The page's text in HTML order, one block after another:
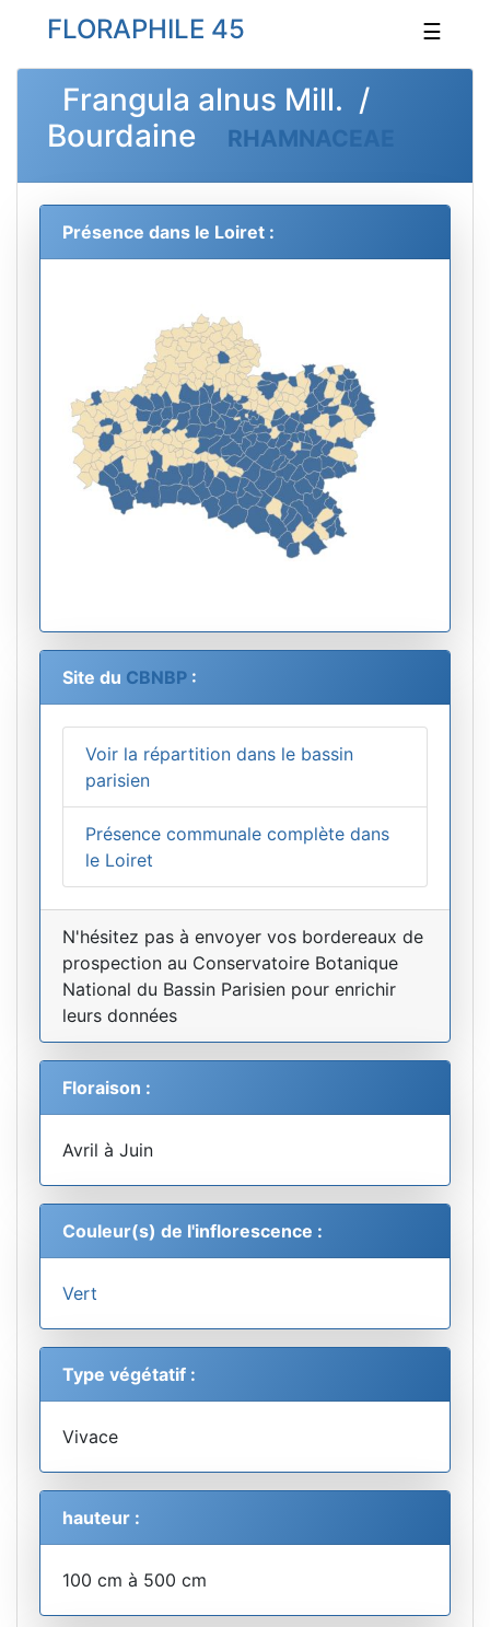
FLORAPHILE 45 ☰
Frangula alnus Mill. /
Bourdaine
RHAMNACEAE
Présence dans le Loiret :
Site du CBNBP :
Voir la répartition dans le bassin
parisien
Présence communale complète dans
le Loiret
N'hésitez pas à envoyer vos bordereaux de
prospection au Conservatoire Botanique
National du Bassin Parisien pour enrichir
leurs données
Floraison :
Avril à Juin
Couleur(s) de l'inflorescence :
Vert
Type végétatif :
Vivace
hauteur :
100 cm à 500 cm